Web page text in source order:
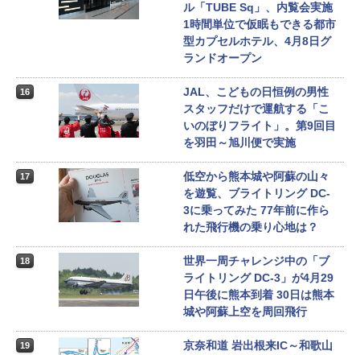
ル「TUBE Sq」、内覧会実施
1時間単位で仮眠もできる都市
型カプセルホテル、4月8日グ
ランドオープン
16
JAL、こどもの日恒例の男性
スタッフだけで運航する「こ
いのぼりフライト」。第9回目
を羽田～旭川便で実施
17
低空から熊本城や阿蘇の山々
を遊覧、ブライトリング DC-
3に乗ってみた 77年前に作ら
れた飛行機の乗り心地は？
18
世界一周チャレンジ中の「ブ
ライトリング DC-3」が4月29
日午後に熊本到着 30日は熊本
城や阿蘇上空を周回飛行
19
京奈和道 岩出根来IC～和歌山